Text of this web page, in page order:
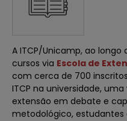
A ITCP/Unicamp, ao
cursos via Escola de
com cerca de 700
ITCP na universidade,
extensão em debate e
metodológico, estudantes